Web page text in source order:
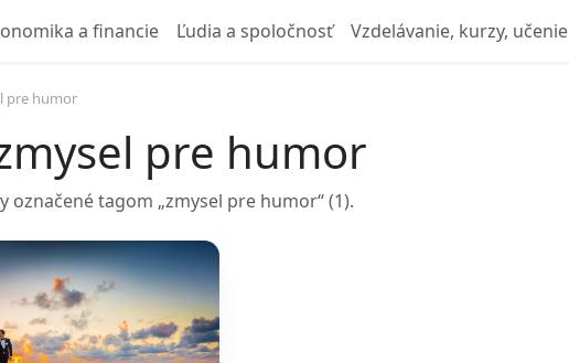
a financie Ľudia a spoločnosť Vzdelávanie, kurzy, učenie
pre humor
pre humor
označené tagom „zmysel pre humor“ (1).